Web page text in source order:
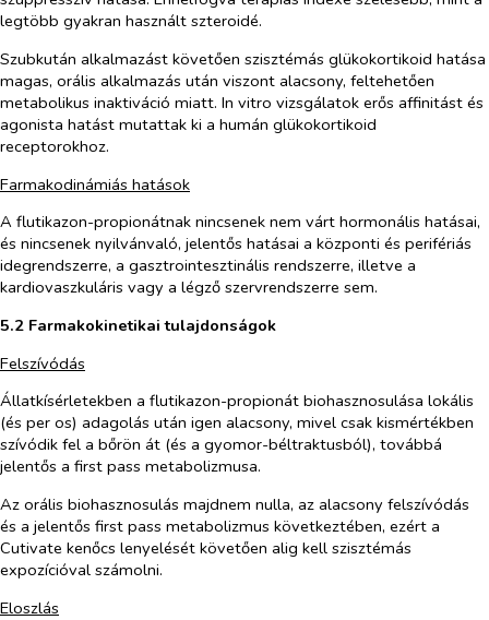
legtöbb gyakran használt szteroidé.
Szubkután alkalmazást követően szisztémás glükokortikoid hatása
magas, orális alkalmazás után viszont alacsony, feltehetően
metabolikus inaktiváció miatt. In vitro vizsgálatok erős affinitást és
agonista hatást mutattak ki a humán glükokortikoid
receptorokhoz.
Farmakodinámiás hatások
A flutikazon-propionátnak nincsenek nem várt hormonális hatásai,
és nincsenek nyilvánvaló, jelentős hatásai a központi és perifériás
idegrendszerre, a gasztrointesztinális rendszerre, illetve a
kardiovaszkuláris vagy a légző szervrendszerre sem.
5.2 Farmakokinetikai tulajdonságok
Felszívódás
Állatkísérletekben a flutikazon-propionát biohasznosulása lokális
(és per os) adagolás után igen alacsony, mivel csak kismértékben
szívódik fel a bőrön át (és a gyomor-béltraktusból), továbbá
jelentős a first pass metabolizmusa.
Az orális biohasznosulás majdnem nulla, az alacsony felszívódás
és a jelentős first pass metabolizmus következtében, ezért a
Cutivate kenőcs lenyelését követően alig kell szisztémás
expozícióval számolni.
Eloszlás